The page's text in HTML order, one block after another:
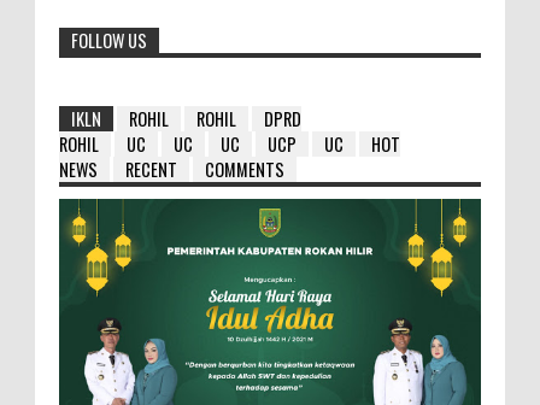
FOLLOW US
IKLN ROHIL ROHIL
DPRD
ROHIL
UC UC UC UCP UC
HOT
NEWS
RECENT COMMENTS